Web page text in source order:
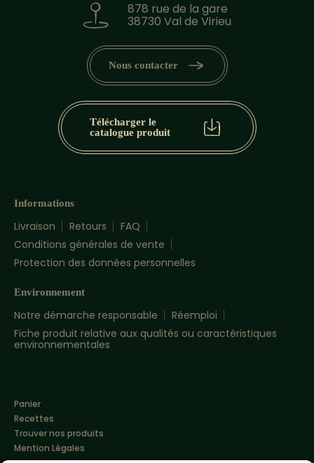
878 rue de la gare
38730 Val de Virieu
Nous contacter
Informations
Livraison Retours
FAQ
Conditions générales de vente
Protection des données personnelles
Environnement
Notre démarche responsable
Réemploi
Fiche produit relative aux qualités ou caractéristiques
environnementales
Télécharger le
catalogue produit
Panier
Recettes
Trouver nos produits
Mention Légales